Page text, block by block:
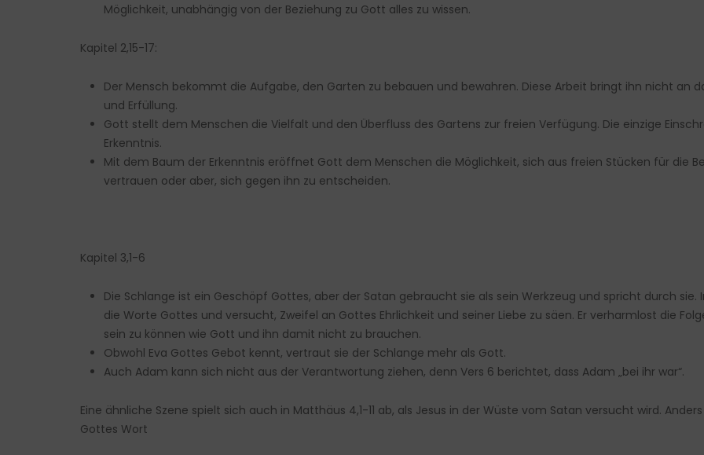
Möglichkeit, unabhängig von der Beziehung zu Gott alles zu wissen.
Kapitel 2,15-17:
Der Mensch bekommt die Aufgabe, den Garten zu bebauen und bewahren. Diese Arbeit bringt ihn nicht an
und Erfüllung.
Gott stellt dem Menschen die Vielfalt und den Überfluss des Gartens zur freien Verfügung. Die einzige
Erkenntnis.
Mit dem Baum der Erkenntnis eröffnet Gott dem Menschen die Möglichkeit, sich aus freien Stücken für die
vertrauen oder aber, sich gegen ihn zu entscheiden.
Kapitel 3,1-6
Die Schlange ist ein Geschöpf Gottes, aber der Satan gebraucht sie als sein Werkzeug und spricht durch sie.
die Worte Gottes und versucht, Zweifel an Gottes Ehrlichkeit und seiner Liebe zu säen. Er verharmlost die
sein zu können wie Gott und ihn damit nicht zu brauchen.
Obwohl Eva Gottes Gebot kennt, vertraut sie der Schlange mehr als Gott.
Auch Adam kann sich nicht aus der Verantwortung ziehen, denn Vers 6 berichtet, dass Adam „bei ihr war“.
Eine ähnliche Szene spielt sich auch in Matthäus 4,1-11 ab, als Jesus in der Wüste vom Satan versucht wird.
Gottes Wort